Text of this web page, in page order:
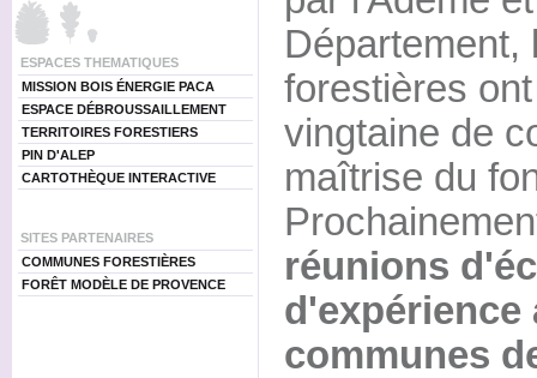
ESPACES THEMATIQUES
MISSION BOIS ÉNERGIE PACA
ESPACE DÉBROUSSAILLEMENT
TERRITOIRES FORESTIERS
PIN D'ALEP
CARTOTHÈQUE INTERACTIVE
SITES PARTENAIRES
COMMUNES FORESTIÈRES
FORÊT MODÈLE DE PROVENCE
Département,
forestières
vingtaine de
maîtrise du
réunions
d'expérience
communes